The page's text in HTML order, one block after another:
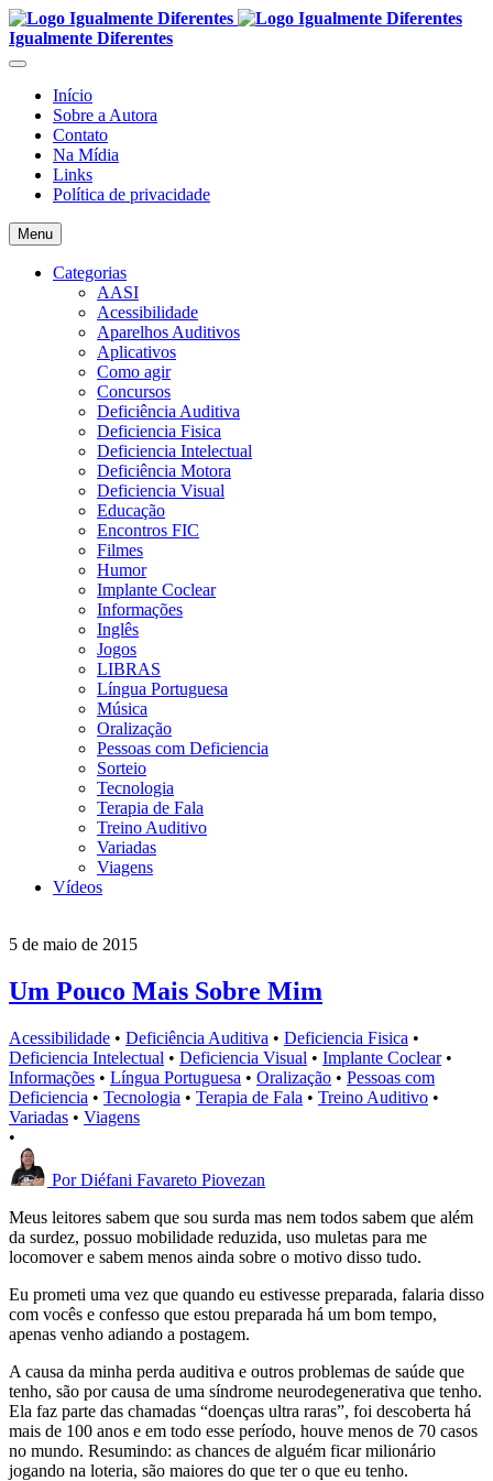
Igualmente Diferentes
Início
Sobre a Autora
Contato
Na Mídia
Links
Política de privacidade
Menu
Categorias
AASI
Acessibilidade
Aparelhos Auditivos
Aplicativos
Como agir
Concursos
Deficiência Auditiva
Deficiencia Fisica
Deficiencia Intelectual
Deficiência Motora
Deficiencia Visual
Educação
Encontros FIC
Filmes
Humor
Implante Coclear
Informações
Inglês
Jogos
LIBRAS
Língua Portuguesa
Música
Oralização
Pessoas com Deficiencia
Sorteio
Tecnologia
Terapia de Fala
Treino Auditivo
Variadas
Viagens
Vídeos
5 de maio de 2015
Um Pouco Mais Sobre Mim
Acessibilidade • Deficiência Auditiva • Deficiencia Fisica •
Deficiencia Intelectual • Deficiencia Visual • Implante Coclear •
Informações • Língua Portuguesa • Oralização • Pessoas com
Deficiencia • Tecnologia • Terapia de Fala • Treino Auditivo •
Variadas • Viagens
•
Por Diéfani Favareto Piovezan
Meus leitores sabem que sou surda mas nem todos sabem que além
da surdez, possuo mobilidade reduzida, uso muletas para me
locomover e sabem menos ainda sobre o motivo disso tudo.
Eu prometi uma vez que quando eu estivesse preparada, falaria disso
com vocês e confesso que estou preparada há um bom tempo,
apenas venho adiando a postagem.
A causa da minha perda auditiva e outros problemas de saúde que
tenho, são por causa de uma síndrome neurodegenerativa que tenho.
Ela faz parte das chamadas “doenças ultra raras”, foi descoberta há
mais de 100 anos e em todo esse período, houve menos de 70 casos
no mundo. Resumindo: as chances de alguém ficar milionário
jogando na loteria, são maiores do que ter o que eu tenho.